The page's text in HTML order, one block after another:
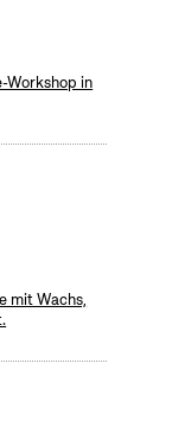
Workshop in
mit Wachs,